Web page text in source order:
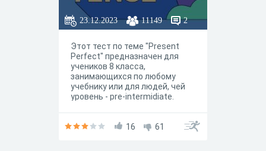
23.12.2023 11149 2
Этот тест по теме "Present
Perfect" предназначен для
учеников 8 класса,
занимающихся по любому
учебнику или для людей, чей
уровень - pre-intermidiate.
16 61